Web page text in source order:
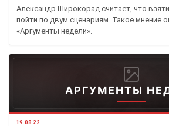
Александр Широкорад считает, что
пойти по двум сценариям. Такое мнение
«Аргументы недели».
АРГУМЕНТЫ
19.08.22